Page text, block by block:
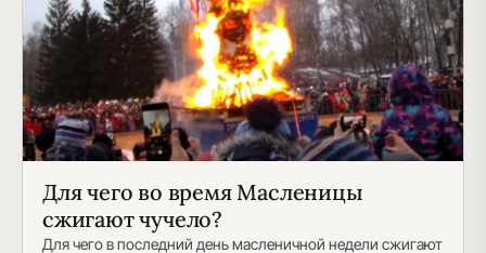
Для чего во время Масленицы
сжигают чучело?
Для чего в последний день масленичной недели сжигают